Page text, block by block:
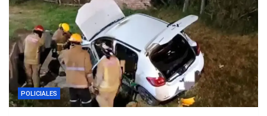
POLICIALES